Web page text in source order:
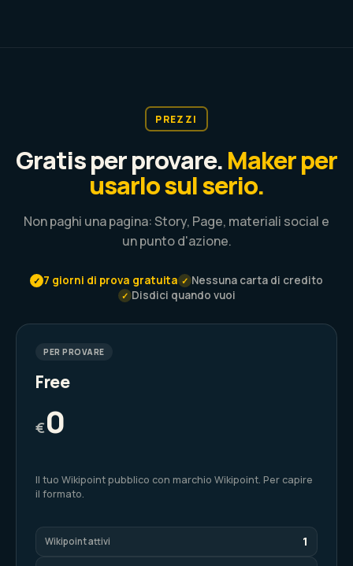
PREZZI
Gratis per provare.Maker per
usarlo sul serio.
Non paghi una pagina: Story, Page, materiali social e
un punto d'azione.
✓ 7 giorni di prova gratuita ✓ Nessuna carta di credito
✓ Disdici quando vuoi
PER PROVARE
Free
€0
Il tuo Wikipoint pubblico con marchio Wikipoint. Per capire
il formato.
Wikipoint attivi 1